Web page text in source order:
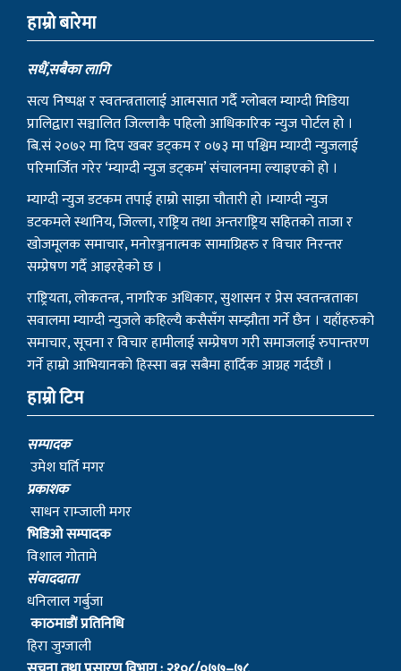
हाम्राे बारेमा
सधैं,सबैका लागि
सत्य निष्पक्ष र स्वतन्त्रतालाई आत्मसात गर्दै ग्लोबल म्याग्दी मिडिया
प्रालिद्वारा सञ्चालित जिल्लाकै पहिलो आधिकारिक न्युज पोर्टल हो ।
बि.सं २०७२ मा दिप खबर डट्कम र ०७३ मा पश्चिम म्याग्दी न्युजलाई
परिमार्जित गरेर ‘म्याग्दी न्युज डट्कम’ संचालनमा ल्याइएको हो ।
म्याग्दी न्युज डटकम तपाई हाम्रो साझा चौतारी हो ।म्याग्दी न्युज
डटकमले स्थानिय, जिल्ला, राष्ट्रिय तथा अन्तराष्ट्रिय सहितको ताजा र
खोजमूलक समाचार, मनोरञ्जनात्मक सामाग्रिहरु र विचार निरन्तर
सम्प्रेषण गर्दै आइरहेको छ ।
राष्ट्रियता, लोकतन्त्र, नागरिक अधिकार, सुशासन र प्रेस स्वतन्त्रताका
सवालमा म्याग्दी न्युजले कहिल्यै कसैसँग सम्झौता गर्ने छैन । यहाँहरुको
समाचार, सूचना र विचार हामीलाई सम्प्रेषण गरी समाजलाई रुपान्तरण
गर्ने हाम्रो आभियानको हिस्सा बन्न सबैमा हार्दिक आग्रह गर्दछौं ।
हाम्रो टिम
सम्पादक
उमेश घर्ति मगर
प्रकाशक
साधन राम्जाली मगर
भिडिओ सम्पादक
विशाल गोतामे
स‌ंवाददाता
धनिलाल गर्बुजा
काठमाडाैं प्रतिनिधि
हिरा जुग्जाली